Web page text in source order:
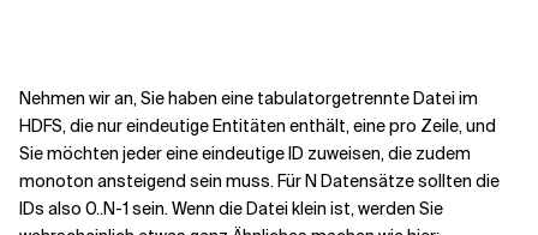
Nehmen wir an, Sie haben eine tabulatorgetrennte Datei im
HDFS, die nur eindeutige Entitäten enthält, eine pro Zeile, und
Sie möchten jeder eine eindeutige ID zuweisen, die zudem
monoton ansteigend sein muss. Für N Datensätze sollten die
IDs also 0..N-1 sein. Wenn die Datei klein ist, werden Sie